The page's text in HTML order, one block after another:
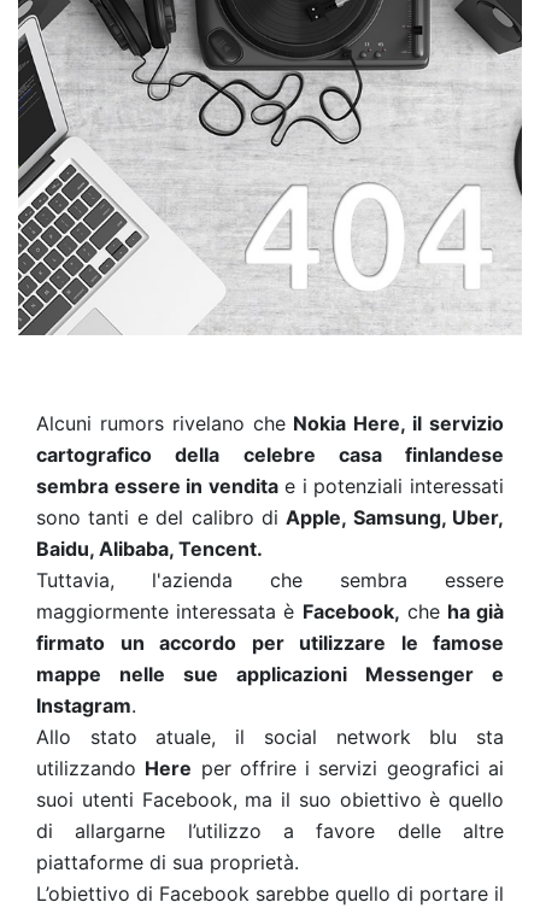
Alcuni rumors rivelano che Nokia Here, il servizio
cartografico della celebre casa finlandese
sembra essere in venditae i potenziali interessati
sono tanti e del calibro diApple, Samsung, Uber,
Baidu, Alibaba, Tencent.
Tuttavia, l'azienda che sembra essere
maggiormente interessata è Facebook, che ha già
firmato un accordo per utilizzare le famose
mappe nelle sue applicazioni Messenger e
Instagram.
Allo stato atuale, il social network blu sta
utilizzando Here per offrire i servizi geografici ai
suoi utenti Facebook, ma il suo obiettivo è quello
di allargarne l’utilizzo a favore delle altre
piattaforme di sua proprietà.
L’obiettivo di Facebook sarebbe quello di portare il